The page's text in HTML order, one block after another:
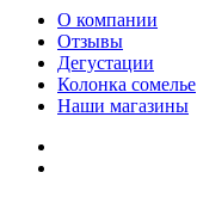
О компании
Отзывы
Дегустации
Колонка сомелье
Наши магазины